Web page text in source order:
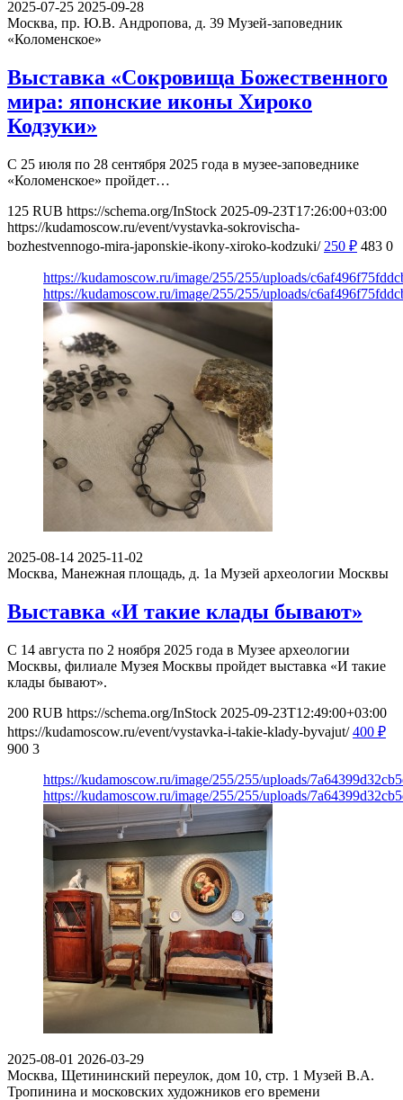
2025-07-25 2025-09-28
Москва, пр. Ю.В. Андропова, д. 39 Музей-заповедник
«Коломенское»
Выставка «Сокровища Божественного
мира: японские иконы Хироко
Кодзуки»
С 25 июля по 28 сентября 2025 года в музее-заповеднике
«Коломенское» пройдет…
125 RUB https://schema.org/InStock 2025-09-23T17:26:00+03:00
https://kudamoscow.ru/event/vystavka-sokrovischa-
bozhestvennogo-mira-japonskie-ikony-xiroko-kodzuki/ 250 ₽ 483 0
https://kudamoscow.ru/image/255/255/uploads/
https://kudamoscow.ru/image/255/255/uploads/
2025-08-14 2025-11-02
Москва, Манежная площадь, д. 1а Музей археологии Москвы
Выставка «И такие клады бывают»
С 14 августа по 2 ноября 2025 года в Музее археологии
Москвы, филиале Музея Москвы пройдет выставка «И такие
клады бывают».
200 RUB https://schema.org/InStock 2025-09-23T12:49:00+03:00
https://kudamoscow.ru/event/vystavka-i-takie-klady-byvajut/ 400 ₽
900 3
https://kudamoscow.ru/image/255/255/uploads/
https://kudamoscow.ru/image/255/255/uploads/
2025-08-01 2026-03-29
Москва, Щетининский переулок, дом 10, стр. 1 Музей В.А.
Тропинина и московских художников его времени